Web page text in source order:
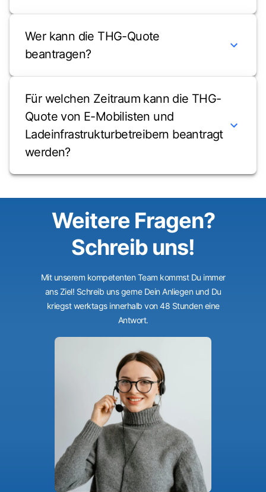
Wer kann die THG-Quote
beantragen?
Für welchen Zeitraum kann die THG-
Quote von E-Mobilisten und
Ladeinfrastrukturbetreibern beantragt
werden?
Weitere Fragen?
Schreib uns!
Mit unserem kompetenten Team kommst Du immer
ans Ziel! Schreib uns gerne Dein Anliegen und Du
kriegst werktags innerhalb von 48 Stunden eine
Antwort.